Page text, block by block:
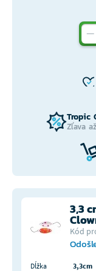
Tropic
Zľava
3,3
Kód
Dĺžka 3,3cm